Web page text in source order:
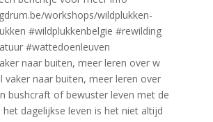
naar buiten, meer leren over w